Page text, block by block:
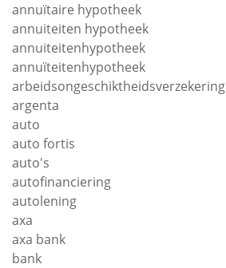
annuïtaire hypotheek
annuiteiten hypotheek
annuiteitenhypotheek
annuïteitenhypotheek
arbeidsongeschiktheidsverzekering
argenta
auto
auto fortis
auto's
autofinanciering
autolening
axa
axa bank
bank